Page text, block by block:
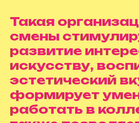
Такая
смены
развитие
искусству,
эстетический
формирует
работать в